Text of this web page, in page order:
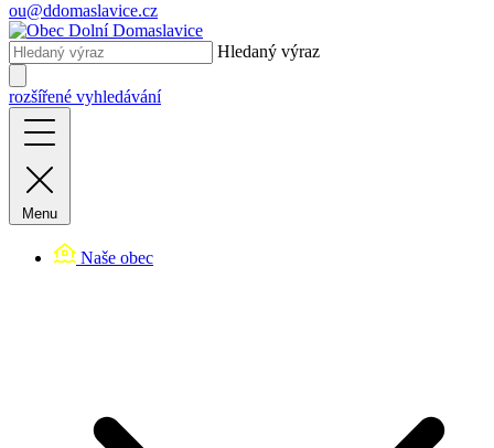
ou@ddomaslavice.cz
Hledaný výraz
rozšířené vyhledávání
Menu
Naše obec